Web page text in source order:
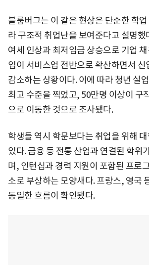
블룸버그는 이 같은 현상은 단순한 학업
라 구조적 취업난을 보여준다고 설명했
여세 인상과 최저임금 상승으로 기업
입이 서비스업 전반으로 확산하면서 신
감소하는 상황이다. 이에 따라 청년 실
최고 수준을 찍었고, 50만명 이상이 구
으로 이동한 것으로 조사됐다.
학생들 역시 학문보다는 취업을 위해
있다. 금융 등 전통 산업과 연결된 학위
며, 인턴십과 경력 지원이 포함된 프로
소로 부상하는 모양새다. 프랑스, 영국
동일한 흐름이 확인됐다.